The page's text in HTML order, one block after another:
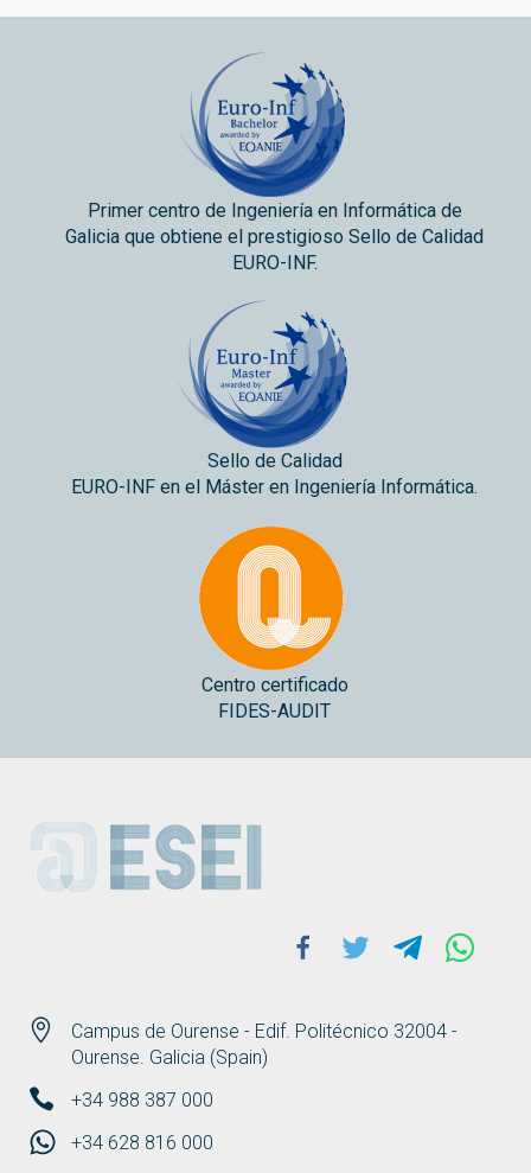
Primer centro de Ingeniería en Informática de
Galicia que obtiene el prestigioso Sello de Calidad
EURO-INF.
Sello de Calidad
EURO-INF en el Máster en Ingeniería Informática.
Centro certificado
FIDES-AUDIT
ESEI
Campus de Ourense - Edif. Politécnico 32004 -
Ourense. Galicia (Spain)
+34 988 387 000
+34 628 816 000
Facebook
Twitter Telegram